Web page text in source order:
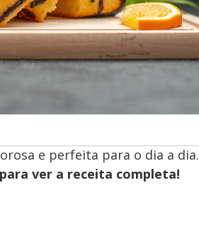
e perfeita para o dia a dia.
para ver a receita completa!